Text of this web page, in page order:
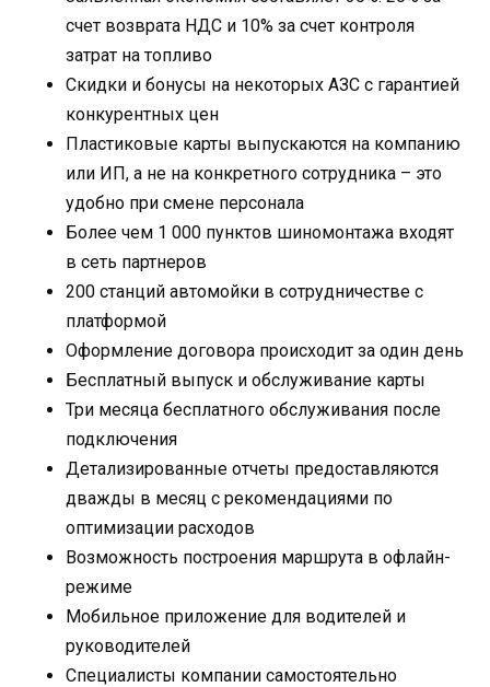
счет возврата НДС и 10% за счет контроля
затрат на топливо
Скидки и бонусы на некоторых АЗС с гарантией
конкурентных цен
Пластиковые карты выпускаются на компанию
или ИП, а не на конкретного сотрудника – это
удобно при смене персонала
Более чем 1 000 пунктов шиномонтажа входят
в сеть партнеров
200 станций автомойки в сотрудничестве с
платформой
Оформление договора происходит за один день
Бесплатный выпуск и обслуживание карты
Три месяца бесплатного обслуживания после
подключения
Детализированные отчеты предоставляются
дважды в месяц с рекомендациями по
оптимизации расходов
Возможность построения маршрута в офлайн-
режиме
Мобильное приложение для водителей и
руководителей
Специалисты компании самостоятельно